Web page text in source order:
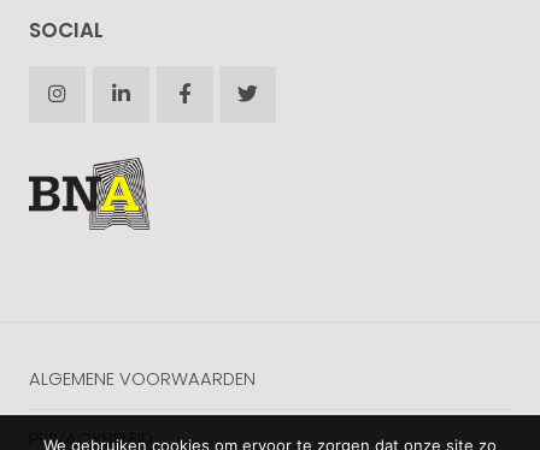
SOCIAL
ALGEMENE VOORWAARDEN
PRIVACYBELEID
We gebruiken cookies om ervoor te zorgen dat onze site zo